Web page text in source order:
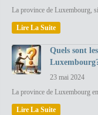
La province de Luxembourg,
Lire La Suite
Quels sont
23 mai 2024
La province de Luxembourg
Lire La Suite